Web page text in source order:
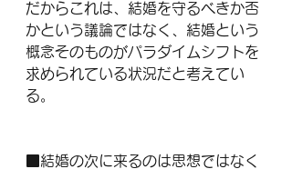
だからこれは、結婚を守るべきか否
かという議論ではなく、結婚という
概念そのものがパラダイムシフトを
求められている状況だと考えてい
る。
■結婚の次に来るのは思想ではなく